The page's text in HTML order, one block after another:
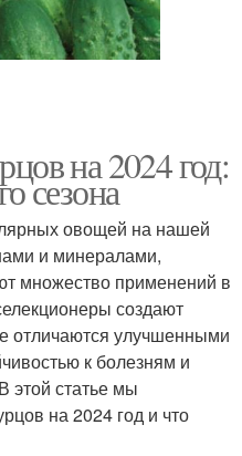
на 2024 год:
сезона
овощей на нашей
и минералами,
множество применений в
создают
отличаются улучшенными
к болезням и
этой статье мы
на 2024 год и что